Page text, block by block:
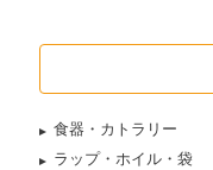
食器・カトラリー
ラップ・ホイル・袋